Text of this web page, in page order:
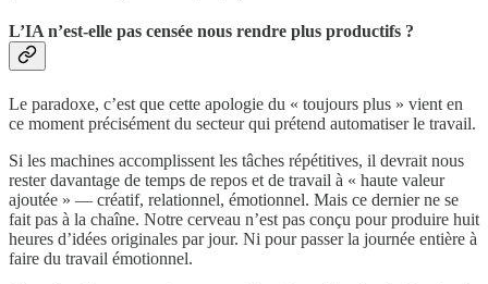
L’IA n’est-elle pas censée nous rendre plus productifs ?
Le paradoxe, c’est que cette apologie du « toujours plus » vient en
ce moment précisément du secteur qui prétend automatiser le travail.
Si les machines accomplissent les tâches répétitives, il devrait nous
rester davantage de temps de repos et de travail à « haute valeur
ajoutée » — créatif, relationnel, émotionnel. Mais ce dernier ne se
fait pas à la chaîne. Notre cerveau n’est pas conçu pour produire huit
heures d’idées originales par jour. Ni pour passer la journée entière à
faire du travail émotionnel.